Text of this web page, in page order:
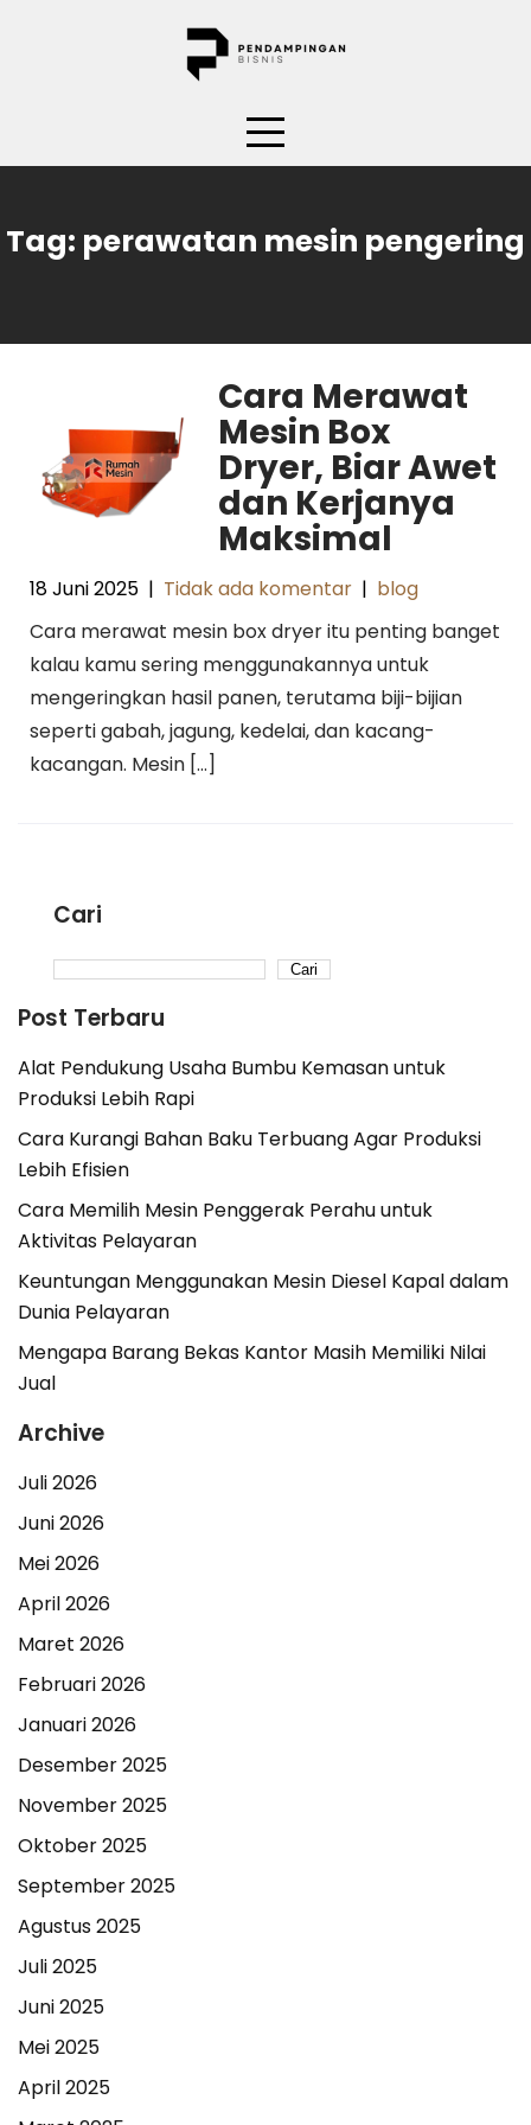
Tag: perawatan mesin pengering
Cara Merawat
Mesin Box
Dryer, Biar Awet
dan Kerjanya
Maksimal
18 Juni 2025 | Tidak ada komentar | blog
Cara merawat mesin box dryer itu penting banget
kalau kamu sering menggunakannya untuk
mengeringkan hasil panen, terutama biji-bijian
seperti gabah, jagung, kedelai, dan kacang-
kacangan. Mesin […]
Cari
Cari
Post Terbaru
Alat Pendukung Usaha Bumbu Kemasan untuk
Produksi Lebih Rapi
Cara Kurangi Bahan Baku Terbuang Agar Produksi
Lebih Efisien
Cara Memilih Mesin Penggerak Perahu untuk
Aktivitas Pelayaran
Keuntungan Menggunakan Mesin Diesel Kapal dalam
Dunia Pelayaran
Mengapa Barang Bekas Kantor Masih Memiliki Nilai
Jual
Archive
Juli 2026
Juni 2026
Mei 2026
April 2026
Maret 2026
Februari 2026
Januari 2026
Desember 2025
November 2025
Oktober 2025
September 2025
Agustus 2025
Juli 2025
Juni 2025
Mei 2025
April 2025